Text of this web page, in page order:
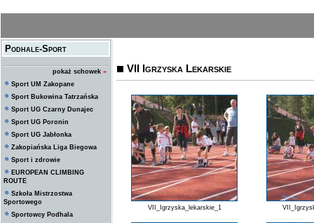
Podhale-Sport
pokaż schowek »
Sport UM Zakopane
Sport Bukowina Tatrzańska
Sport UG Czarny Dunajec
Sport UG Poronin
Sport UG Jabłonka
Zakopiańska Liga Biegowa
Sport i zdrowie
EUROPEAN CLIMBING
ROUTE
Szkoła Mistrzostwa
Sportowego
Sportowcy Podhala
VII Igrzyska Lekarskie
VII_Igrzyska_lekarskie_1